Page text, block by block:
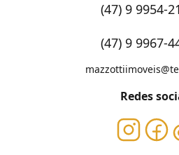
(47) 9 9954-
(47) 9 9967-
Redes